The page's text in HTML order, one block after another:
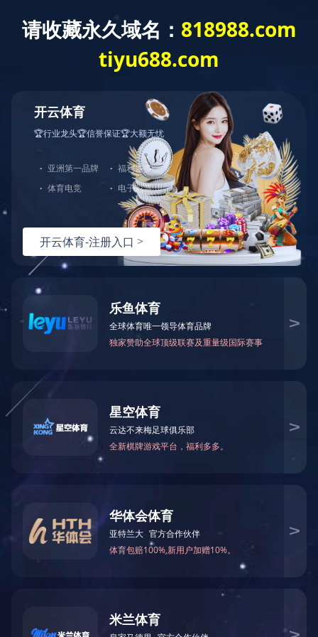
可能原因：
您没有将此域名或IP绑定到对应站点!
配置文件未生效!
检查是否已经绑定到对应站点，若确认已绑定，请尝试重载Web
检查端口是否正确；
若您使用了CDN产品，请尝试清除CDN缓存；
普通网站访客，请联系网站管理员；